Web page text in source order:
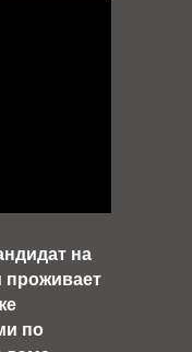
на
по